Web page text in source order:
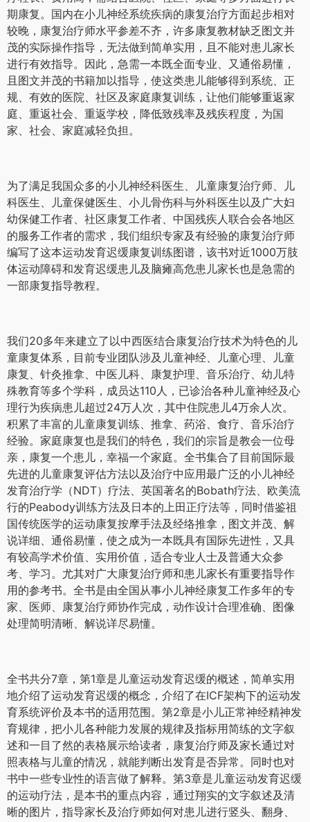
期康复。国内在小儿神经系统疾病的康复治疗方面起步相对
较晚，康复治疗师水平参差不齐，许多康复教材缺乏图文并
茂的实际操作指导，无法做到简单实用，且不能对患儿家长
进行有效指导。因此，急需一本既全面专业、又通俗易懂，
且图文并茂的书籍加以指导，使这类患儿能够得到系统、正
规、有效的医院、社区及家庭康复训练，让他们能够重返家
庭、重返社会、重返学校，降低致残率及残疾程度，为国
家、社会、家庭减轻负担。
为了满足我国众多的小儿神经科医生、儿童康复治疗师、儿
科医生、儿童保健医生、小儿骨伤科与外科医生以及广大妇
幼保健工作者、社区康复工作者、中国残疾人联合会各地区
的服务工作者的需求，我们组织专家及有经验的康复治疗师
编写了这本运动发育迟缓康复训练图谱，该书对近1000万肢
体运动障碍和发育迟缓患儿及脑瘫高危患儿家长也是急需的
一部康复指导教程。
我们20多年来建立了以中西医结合康复治疗技术为特色的儿
童康复体系，目前专业团队涉及儿童神经、儿童心理、儿童
康复、针灸推拿、中医儿科、康复护理、音乐治疗、幼儿特
殊教育等多个学科，成员达110人，已诊治各种儿童神经及心
理行为疾病患儿超过24万人次，其中住院患儿4万余人次。
积累了丰富的儿童康复训练、推拿、药浴、食疗、音乐治疗
经验。家庭康复也是我们的特色，我们的宗旨是教会一位母
亲，康复一个患儿，幸福一个家庭。全书集合了目前国际最
先进的儿童康复评估方法以及治疗中应用最广泛的小儿神经
发育治疗学（NDT）疗法、英国著名的Bobath疗法、欧美流
行的Peabody训练方法及日本的上田正疗法等，同时借鉴祖
国传统医学的运动康复按摩手法及经络推拿，图文并茂、解
说详细、通俗易懂，使之成为一本既具有国际先进性，又具
有较高学术价值、实用价值，适合专业人士及普通大众参
考、学习。尤其对广大康复治疗师和患儿家长有重要指导作
用的参考书。全书是由全国从事小儿神经康复工作多年的专
家、医师、康复治疗师协作完成，动作设计合理准确、图像
处理简明清晰、解说详尽易懂。
全书共分7章，第1章是儿童运动发育迟缓的概述，简单实用
地介绍了运动发育迟缓的概念，介绍了在ICF架构下的运动发
育系统评价及本书的适用范围。第2章是小儿正常神经精神发
育规律，把小儿各种能力发展的规律及指标用简练的文字叙
述和一目了然的表格展示给读者，康复治疗师及家长通过对
照表格与儿童的情况，就能判断出发育是否异常。同时也对
书中一些专业性的语言做了解释。第3章是儿童运动发育迟缓
的运动疗法，是本书的重点内容，通过翔实的文字叙述及清
晰的图片，指导家长及治疗师如何对患儿进行竖头、翻身、